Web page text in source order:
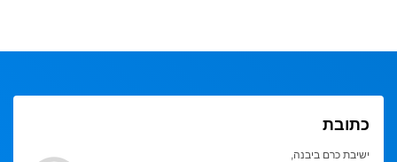
כתובת
ישיבת כרם ביבנה,